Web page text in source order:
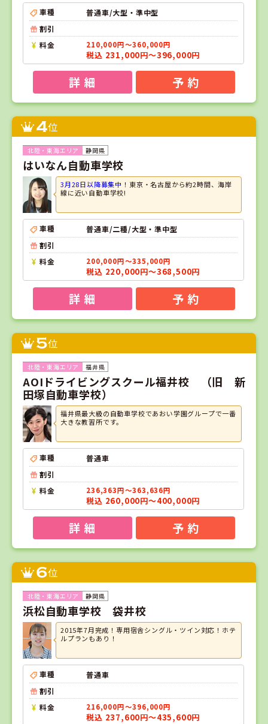
車種
普通車/大型・準中型
割引
料金
210,000円～360,000円
税込 231,000円～396,000円
詳 細 予 約
4位
静岡県
はいなん自動車学校
3月28日以降募集中！ 東京・名古屋から約2時間、海岸
線に近い自動車学校!
車種
普通車/二種/大型・準中型
割引
料金
200,000円～335,000円
税込 220,000円～368,500円
詳 細 予 約
5位
福井県
AOIドライビングスクール福井校 （旧 新
田塚自動車学校）
福井県最大級の自動車学校であおい学園グループで一番
大きな教習所です。
車種
普通車
割引
料金
236,363円～363,636円
税込 260,000円～400,000円
詳 細 予 約
6位
静岡県
浜松自動車学校 袋井校
2015年7月完成！専用宿舎シングル・ツイン対応！ホテ
ルプランもあり！
車種
普通車
割引
料金
216,000円～396,000円
税込 237,600円～435,600円